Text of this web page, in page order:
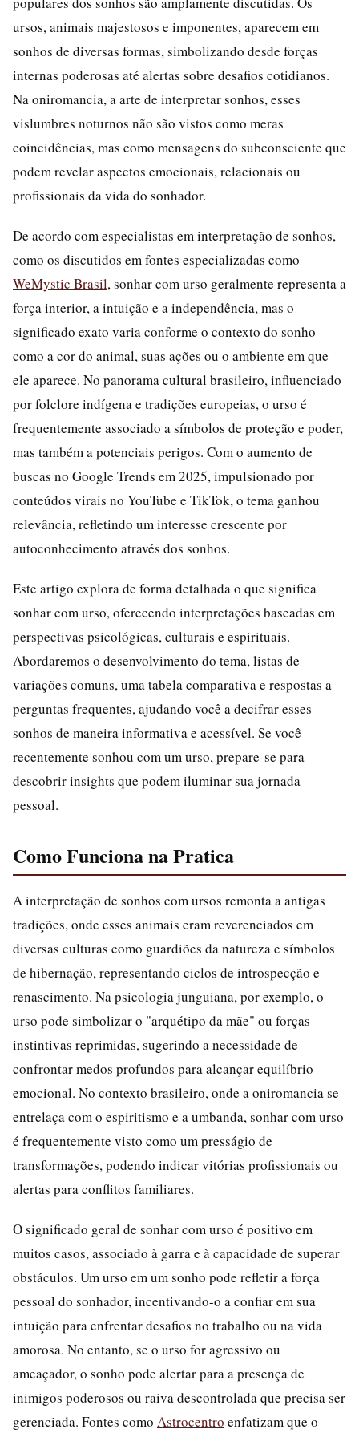
ursos, animais majestosos e imponentes, aparecem em
sonhos de diversas formas, simbolizando desde forças
internas poderosas até alertas sobre desafios cotidianos.
Na oniromancia, a arte de interpretar sonhos, esses
vislumbres noturnos não são vistos como meras
coincidências, mas como mensagens do subconsciente que
podem revelar aspectos emocionais, relacionais ou
profissionais da vida do sonhador.
De acordo com especialistas em interpretação de sonhos,
como os discutidos em fontes especializadas como
WeMystic Brasil, sonhar com urso geralmente representa a
força interior, a intuição e a independência, mas o
significado exato varia conforme o contexto do sonho –
como a cor do animal, suas ações ou o ambiente em que
ele aparece. No panorama cultural brasileiro, influenciado
por folclore indígena e tradições europeias, o urso é
frequentemente associado a símbolos de proteção e poder,
mas também a potenciais perigos. Com o aumento de
buscas no Google Trends em 2025, impulsionado por
conteúdos virais no YouTube e TikTok, o tema ganhou
relevância, refletindo um interesse crescente por
autoconhecimento através dos sonhos.
Este artigo explora de forma detalhada o que significa
sonhar com urso, oferecendo interpretações baseadas em
perspectivas psicológicas, culturais e espirituais.
Abordaremos o desenvolvimento do tema, listas de
variações comuns, uma tabela comparativa e respostas a
perguntas frequentes, ajudando você a decifrar esses
sonhos de maneira informativa e acessível. Se você
recentemente sonhou com um urso, prepare-se para
descobrir insights que podem iluminar sua jornada
pessoal.
Como Funciona na Pratica
A interpretação de sonhos com ursos remonta a antigas
tradições, onde esses animais eram reverenciados em
diversas culturas como guardiões da natureza e símbolos
de hibernação, representando ciclos de introspecção e
renascimento. Na psicologia junguiana, por exemplo, o
urso pode simbolizar o "arquétipo da mãe" ou forças
instintivas reprimidas, sugerindo a necessidade de
confrontar medos profundos para alcançar equilíbrio
emocional. No contexto brasileiro, onde a oniromancia se
entrelaça com o espiritismo e a umbanda, sonhar com urso
é frequentemente visto como um presságio de
transformações, podendo indicar vitórias profissionais ou
alertas para conflitos familiares.
O significado geral de sonhar com urso é positivo em
muitos casos, associado à garra e à capacidade de superar
obstáculos. Um urso em um sonho pode refletir a força
pessoal do sonhador, incentivando-o a confiar em sua
intuição para enfrentar desafios no trabalho ou na vida
amorosa. No entanto, se o urso for agressivo ou
ameaçador, o sonho pode alertar para a presença de
inimigos poderosos ou raiva descontrolada que precisa ser
gerenciada. Fontes como Astrocentro enfatizam que o